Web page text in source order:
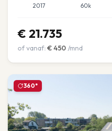
2017 60k
€ 21.735
of vanaf: € 450 /mnd
360°